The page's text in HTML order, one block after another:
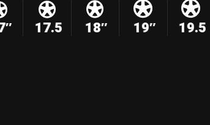
17.5 18″ 19″ 19.5